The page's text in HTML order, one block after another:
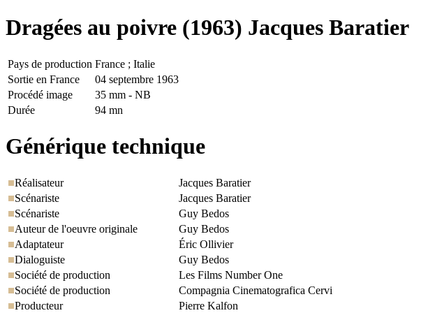
Dragées au poivre (1963) Jacques Baratier
Pays de production France ; Italie
Sortie en France
04 septembre 1963
Procédé image
35 mm - NB
Durée
94 mn
Générique technique
Réalisateur
Jacques Baratier
Scénariste
Jacques Baratier
Scénariste
Guy Bedos
Auteur de l'oeuvre originale
Guy Bedos
Adaptateur
Éric Ollivier
Dialoguiste
Guy Bedos
Société de production
Les Films Number One
Société de production
Compagnia Cinematografica Cervi
Producteur
Pierre Kalfon